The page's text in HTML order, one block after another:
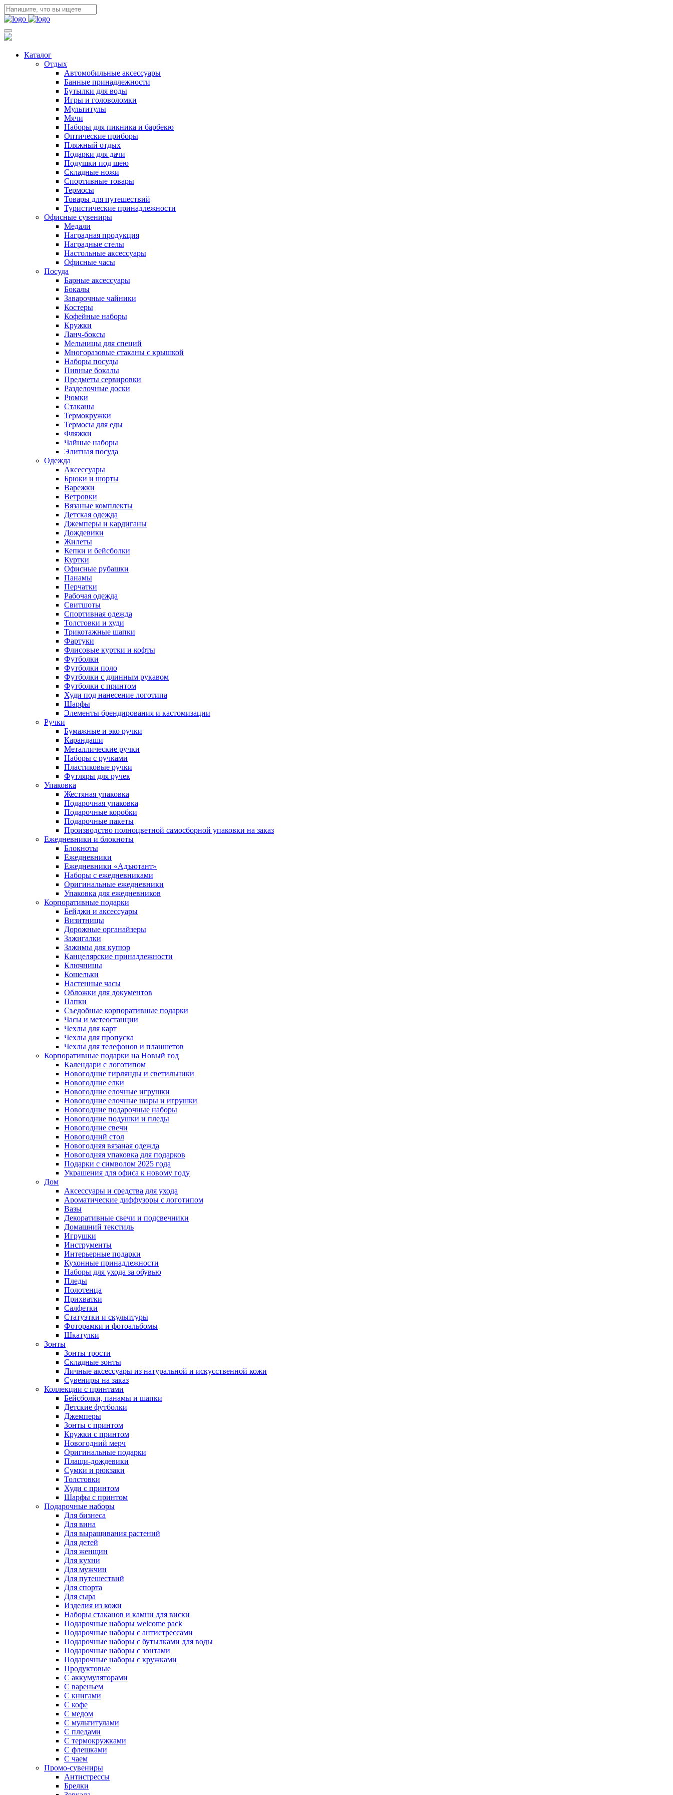
Каталог
Отдых
Автомобильные аксессуары
Банные принадлежности
Бутылки для воды
Игры и головоломки
Мультитулы
Мячи
Наборы для пикника и барбекю
Оптические приборы
Пляжный отдых
Подарки для дачи
Подушки под шею
Складные ножи
Спортивные товары
Термосы
Товары для путешествий
Туристические принадлежности
Офисные сувениры
Медали
Наградная продукция
Наградные стелы
Настольные аксессуары
Офисные часы
Посуда
Барные аксессуары
Бокалы
Заварочные чайники
Костеры
Кофейные наборы
Кружки
Ланч-боксы
Мельницы для специй
Многоразовые стаканы с крышкой
Наборы посуды
Пивные бокалы
Предметы сервировки
Разделочные доски
Рюмки
Стаканы
Термокружки
Термосы для еды
Фляжки
Чайные наборы
Элитная посуда
Одежда
Аксессуары
Брюки и шорты
Варежки
Ветровки
Вязаные комплекты
Детская одежда
Джемперы и кардиганы
Дождевики
Жилеты
Кепки и бейсболки
Куртки
Офисные рубашки
Панамы
Перчатки
Рабочая одежда
Свитшоты
Спортивная одежда
Толстовки и худи
Трикотажные шапки
Фартуки
Флисовые куртки и кофты
Футболки
Футболки поло
Футболки с длинным рукавом
Футболки с принтом
Худи под нанесение логотипа
Шарфы
Элементы брендирования и кастомизации
Ручки
Бумажные и эко ручки
Карандаши
Металлические ручки
Наборы с ручками
Пластиковые ручки
Футляры для ручек
Упаковка
Жестяная упаковка
Подарочная упаковка
Подарочные коробки
Подарочные пакеты
Производство полноцветной самосборной упаковки на заказ
Ежедневники и блокноты
Блокноты
Ежедневники
Ежедневники «Адъютант»
Наборы с ежедневниками
Оригинальные ежедневники
Упаковка для ежедневников
Корпоративные подарки
Бейджи и аксессуары
Визитницы
Дорожные органайзеры
Зажигалки
Зажимы для купюр
Канцелярские принадлежности
Ключницы
Кошельки
Настенные часы
Обложки для документов
Папки
Съедобные корпоративные подарки
Часы и метеостанции
Чехлы для карт
Чехлы для пропуска
Чехлы для телефонов и планшетов
Корпоративные подарки на Новый год
Календари с логотипом
Новогодние гирлянды и светильники
Новогодние елки
Новогодние елочные игрушки
Новогодние елочные шары и игрушки
Новогодние подарочные наборы
Новогодние подушки и пледы
Новогодние свечи
Новогодний стол
Новогодняя вязаная одежда
Новогодняя упаковка для подарков
Подарки с символом 2025 года
Украшения для офиса к новому году
Дом
Аксессуары и средства для ухода
Ароматические диффузоры с логотипом
Вазы
Декоративные свечи и подсвечники
Домашний текстиль
Игрушки
Инструменты
Интерьерные подарки
Кухонные принадлежности
Наборы для ухода за обувью
Пледы
Полотенца
Прихватки
Салфетки
Статуэтки и скульптуры
Фоторамки и фотоальбомы
Шкатулки
Зонты
Зонты трости
Складные зонты
Личные аксессуары из натуральной и искусственной кожи
Сувениры на заказ
Коллекции с принтами
Бейсболки, панамы и шапки
Детские футболки
Джемперы
Зонты с принтом
Кружки с принтом
Новогодний мерч
Оригинальные подарки
Плащи-дождевики
Сумки и рюкзаки
Толстовки
Худи с принтом
Шарфы с принтом
Подарочные наборы
Для бизнеса
Для вина
Для выращивания растений
Для детей
Для женщин
Для кухни
Для мужчин
Для путешествий
Для спорта
Для сыра
Изделия из кожи
Наборы стаканов и камни для виски
Подарочные наборы welcome pack
Подарочные наборы с антистрессами
Подарочные наборы с бутылками для воды
Подарочные наборы с зонтами
Подарочные наборы с кружками
Продуктовые
С аккумуляторами
С вареньем
С книгами
С кофе
С медом
С мультитулами
С пледами
С термокружками
С флешками
С чаем
Промо-сувениры
Антистрессы
Брелки